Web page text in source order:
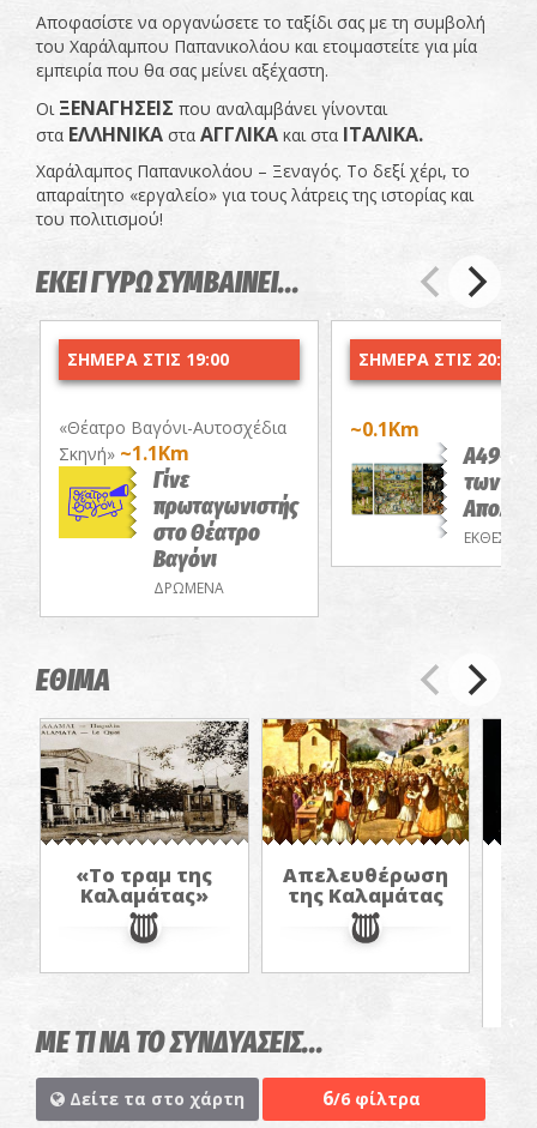
Αποφασίστε να οργανώσετε το ταξίδι σας με τη συμβολή
του Χαράλαμπου Παπανικολάου και ετοιμαστείτε για μία
εμπειρία που θα σας μείνει αξέχαστη.
Οι ΞΕΝΑΓΗΣΕΙΣ που αναλαμβάνει γίνονται
στα ΕΛΛΗΝΙΚΑ στα ΑΓΓΛΙΚΑ και στα ΙΤΑΛΙΚΑ.
Χαράλαμπος Παπανικολάου – Ξεναγός. Το δεξί χέρι, το
απαραίτητο «εργαλείο» για τους λάτρεις της ιστορίας και
του πολιτισμού!
ΕΚΕΙ ΓΥΡΩ ΣΥΜΒΑΙΝΕΙ...
ΣΗΜΕΡΑ ΣΤΙΣ 19:00
«Θέατρο Βαγόνι-Αυτοσχέδια
Σκηνή» ~1.1Km
Γίνε
πρωταγωνιστής
στο Θέατρο
Βαγόνι
ΔΡΩΜΕΝΑ
ΣΗΜΕΡΑ ΣΤΙΣ 20:00
~0.1Km
Α49-Ο
των
ΕΚΘΕΣΕΙΣ
ΕΘΙΜΑ
«Το τραμ της
Καλαμάτας»
Απελευθέρωση
της Καλαμάτας
ΜΕ ΤΙ ΝΑ ΤΟ ΣΥΝΔΥΑΣΕΙΣ...
Δείτε τα στο χάρτη 6/6 φίλτρα